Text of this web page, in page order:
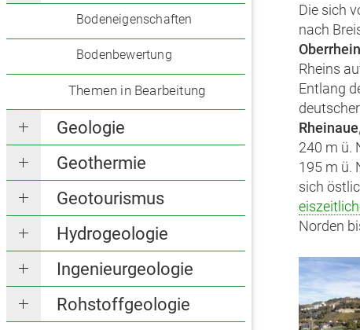
Bodeneigenschaften
Bodenbewertung
Themen in Bearbeitung
Geologie
Geothermie
Geotourismus
Hydrogeologie
Ingenieurgeologie
Rohstoffgeologie
Die sich
nach
Rheins
Entlang
Rheinaue
240 m ü.
195 m ü.
sich
Norden